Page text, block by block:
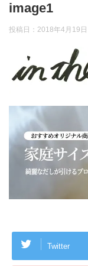
image1
投稿日： 2018年4月19日
Twitter